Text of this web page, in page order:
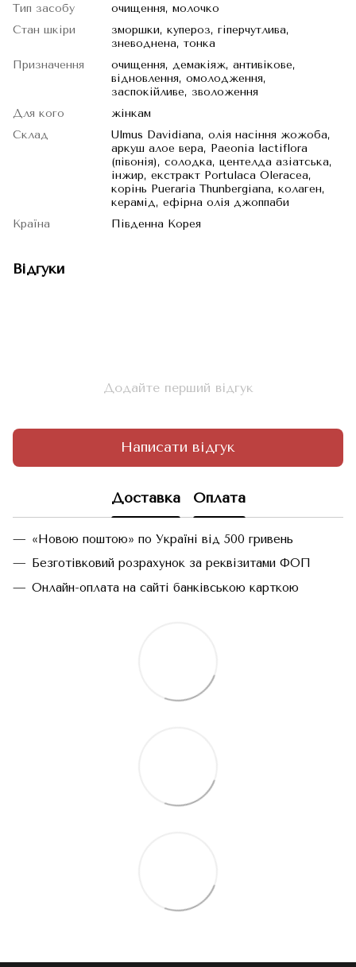
Тип засобу
очищення, молочко
Стан шкіри
зморшки, купероз, гіперчутлива,
зневоднена, тонка
Призначення
очищення, демакіяж, антивікове,
відновлення, омолодження,
заспокійливе, зволоження
Для кого
жінкам
Склад
Ulmus Davidiana, олія насіння жожоба,
аркуш алое вера, Paeonia lactiflora
(півонія), солодка, центелда азіатська,
інжир, екстракт Portulaca Oleracea,
корінь Pueraria Thunbergiana, колаген,
керамід, ефірна олія джоппаби
Країна
Південна Корея
Відгуки
Додайте перший відгук
Написати відгук
Доставка Оплата
«Новою поштою» по Україні від 500 гривень
Безготівковий розрахунок за реквізитами ФОП
Онлайн-оплата на сайті банківською карткою